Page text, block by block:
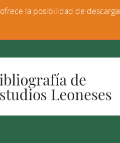
ofrece la posibilidad de